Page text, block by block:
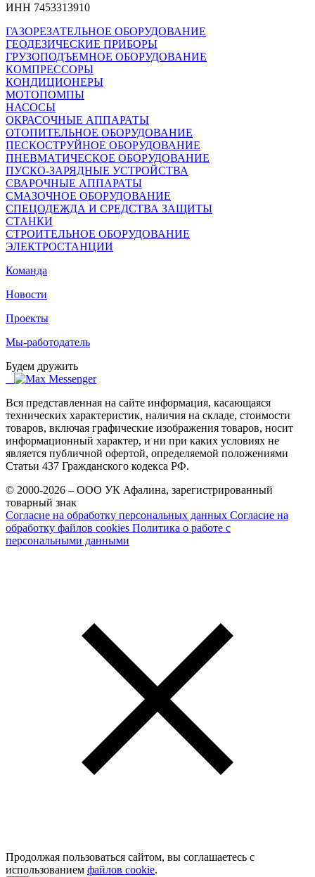
ИНН 7453313910
ГАЗОРЕЗАТЕЛЬНОЕ ОБОРУДОВАНИЕ
ГЕОДЕЗИЧЕСКИЕ ПРИБОРЫ
ГРУЗОПОДЪЕМНОЕ ОБОРУДОВАНИЕ
КОМПРЕССОРЫ
КОНДИЦИОНЕРЫ
МОТОПОМПЫ
НАСОСЫ
ОКРАСОЧНЫЕ АППАРАТЫ
ОТОПИТЕЛЬНОЕ ОБОРУДОВАНИЕ
ПЕСКОСТРУЙНОЕ ОБОРУДОВАНИЕ
ПНЕВМАТИЧЕСКОЕ ОБОРУДОВАНИЕ
ПУСКО-ЗАРЯДНЫЕ УСТРОЙСТВА
СВАРОЧНЫЕ АППАРАТЫ
СМАЗОЧНОЕ ОБОРУДОВАНИЕ
СПЕЦОДЕЖДА И СРЕДСТВА ЗАЩИТЫ
СТАНКИ
СТРОИТЕЛЬНОЕ ОБОРУДОВАНИЕ
ЭЛЕКТРОСТАНЦИИ
Команда
Новости
Проекты
Мы-работодатель
Будем дружить
Вся представленная на сайте информация, касающаяся
технических характеристик, наличия на складе, стоимости
товаров, включая графические изображения товаров, носит
информационный характер, и ни при каких условиях не
является публичной офертой, определяемой положениями
Статьи 437 Гражданского кодекса РФ.
© 2000-2026 – ООО УК Афалина, зарегистрированный
товарный знак
Согласие на обработку персональных данных Согласие на
обработку файлов cookies Политика о работе с
персональными данными
Продолжая пользоваться сайтом, вы соглашаетесь с
использованием файлов cookie.